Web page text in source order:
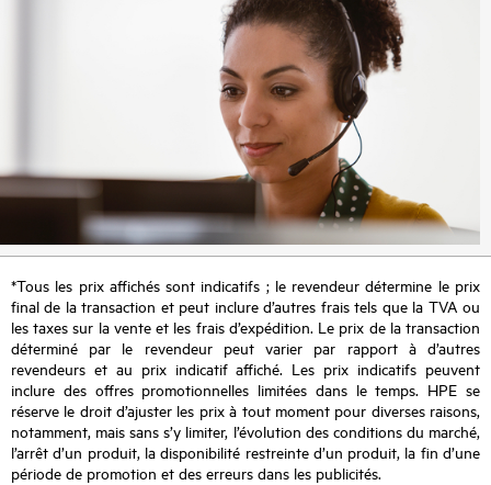
*Tous les prix affichés sont indicatifs ; le revendeur détermine le prix
final de la transaction et peut inclure d’autres frais tels que la TVA ou
les taxes sur la vente et les frais d’expédition. Le prix de la transaction
déterminé par le revendeur peut varier par rapport à d’autres
revendeurs et au prix indicatif affiché. Les prix indicatifs peuvent
inclure des offres promotionnelles limitées dans le temps. HPE se
réserve le droit d’ajuster les prix à tout moment pour diverses raisons,
notamment, mais sans s’y limiter, l’évolution des conditions du marché,
l’arrêt d’un produit, la disponibilité restreinte d’un produit, la fin d’une
période de promotion et des erreurs dans les publicités.